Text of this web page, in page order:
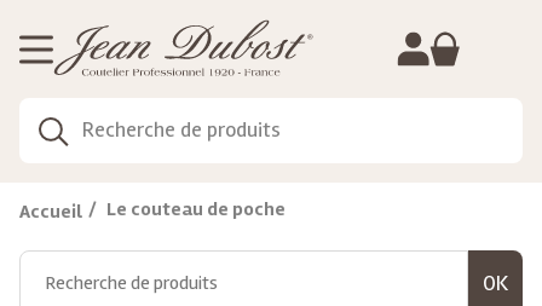
Accueil Le couteau de poche
Gestion de vos préférences sur les cookies